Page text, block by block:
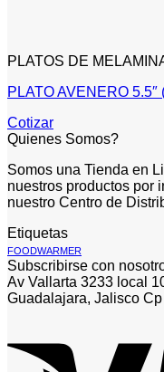
PLATOS DE
PLATO AVENERO
Cotizar
Quienes Somos?
Somos una Tienda en
nuestros productos por
nuestro Centro de
Etiquetas
FOODWARMER
Subscribirse con
Av Vallarta 3233 local
Guadalajara, Jalisco